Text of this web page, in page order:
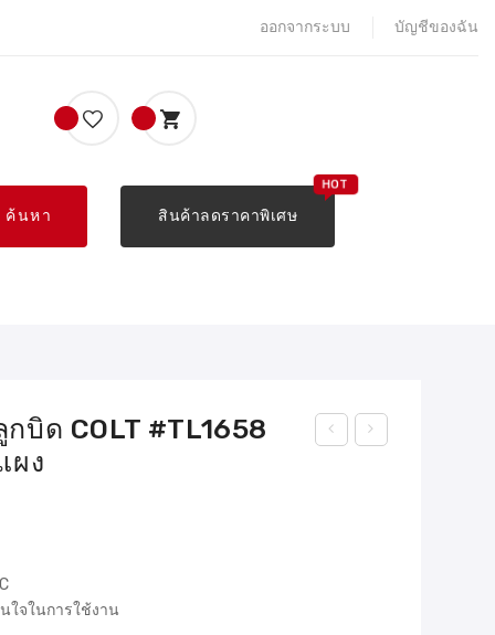
ออกจากระบบ บัญชีของฉัน
ค้นหา สินค้าลดราคาพิเศษ
บิด COLT #TL1658
ผง
ใจในการใช้งาน